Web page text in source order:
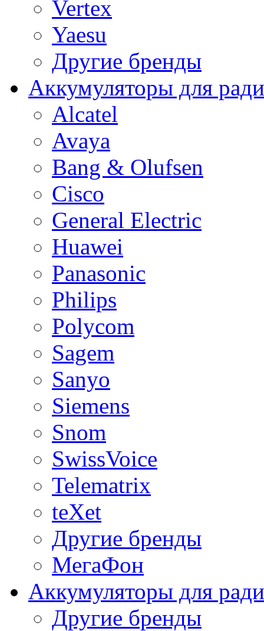
Vertex
Yaesu
Другие бренды
Аккумуляторы для
Alcatel
Avaya
Bang & Olufsen
Cisco
General Electric
Huawei
Panasonic
Philips
Polycom
Sagem
Sanyo
Siemens
Snom
SwissVoice
Telematrix
teXet
Другие бренды
МегаФон
Аккумуляторы для
Другие бренды